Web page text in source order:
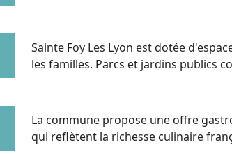
Sainte Foy Les Lyon est dotée
les familles. Parcs et jardins publics
La commune propose une offre
qui reflètent la richesse culinaire